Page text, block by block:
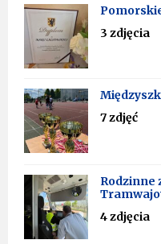
3 zdjęcia
7 zdjęć
Rodzinne
4 zdjęcia